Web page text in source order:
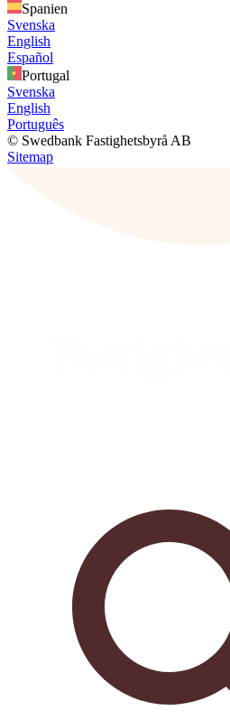
Spanien
Svenska
English
Español
Portugal
Svenska
English
Português
© Swedbank Fastighetsbyrå AB
Sitemap